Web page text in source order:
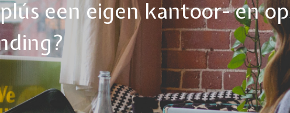
een eigen kantoor- en